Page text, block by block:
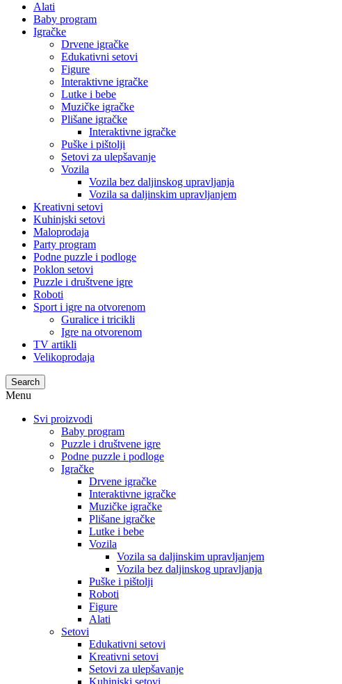
Alati
Baby program
Igračke
Drvene igračke
Edukativni setovi
Figure
Interaktivne igračke
Lutke i bebe
Muzičke igračke
Plišane igračke
Interaktivne igračke
Puške i pištolji
Setovi za ulepšavanje
Vozila
Vozila bez daljinskog upravljanja
Vozila sa daljinskim upravljanjem
Kreativni setovi
Kuhinjski setovi
Maloprodaja
Party program
Podne puzzle i podloge
Poklon setovi
Puzzle i društvene igre
Roboti
Sport i igre na otvorenom
Guralice i tricikli
Igre na otvorenom
TV artikli
Velikoprodaja
Search
Menu
Svi proizvodi
Baby program
Puzzle i društvene igre
Podne puzzle i podloge
Igračke
Drvene igračke
Interaktivne igračke
Muzičke igračke
Plišane igračke
Lutke i bebe
Vozila
Vozila sa daljinskim upravljanjem
Vozila bez daljinskog upravljanja
Puške i pištolji
Roboti
Figure
Alati
Setovi
Edukativni setovi
Kreativni setovi
Setovi za ulepšavanje
Kuhinjski setovi